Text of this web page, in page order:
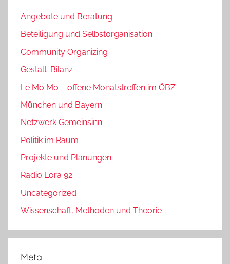
Angebote und Beratung
Beteiligung und Selbstorganisation
Community Organizing
Gestalt-Bilanz
Le Mo Mo – offene Monatstreffen im ÖBZ
München und Bayern
Netzwerk Gemeinsinn
Politik im Raum
Projekte und Planungen
Radio Lora 92
Uncategorized
Wissenschaft, Methoden und Theorie
Meta